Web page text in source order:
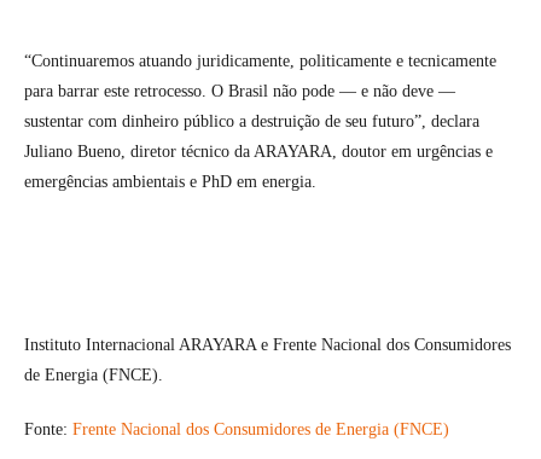
“Continuaremos atuando juridicamente, politicamente e tecnicamente
para barrar este retrocesso. O Brasil não pode — e não deve —
sustentar com dinheiro público a destruição de seu futuro”, declara
Juliano Bueno, diretor técnico da ARAYARA, doutor em urgências e
emergências ambientais e PhD em energia.
Instituto Internacional ARAYARA e Frente Nacional dos Consumidores
de Energia (FNCE).
Fonte: Frente Nacional dos Consumidores de Energia (FNCE)